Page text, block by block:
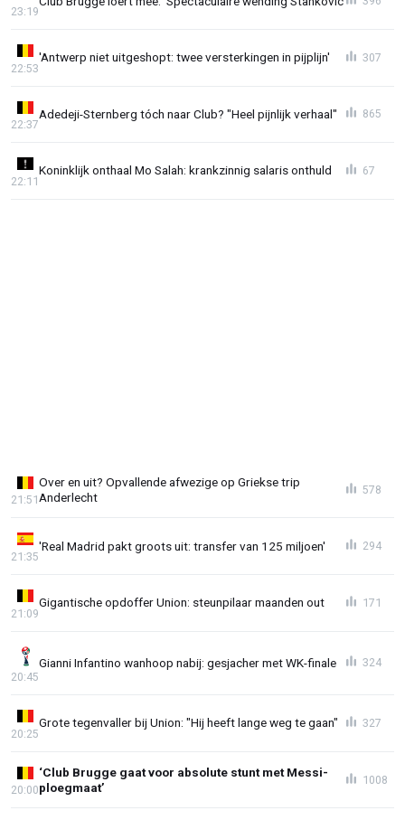
23:19
'Antwerp niet uitgeshopt: twee versterkingen in pijplijn'
22:53
307
Adedeji-Sternberg tóch naar Club? "Heel pijnlijk verhaal"
22:37
865
Koninklijk onthaal Mo Salah: krankzinnig salaris onthuld
22:11
67
Over en uit? Opvallende afwezige op Griekse trip
Anderlecht
21:51
578
'Real Madrid pakt groots uit: transfer van 125 miljoen'
21:35
294
Gigantische opdoffer Union: steunpilaar maanden out
21:09
171
Gianni Infantino wanhoop nabij: gesjacher met WK-finale
20:45
324
Grote tegenvaller bij Union: "Hij heeft lange weg te gaan"
20:25
327
‘Club Brugge gaat voor absolute stunt met Messi-
ploegmaat’
20:00
1008